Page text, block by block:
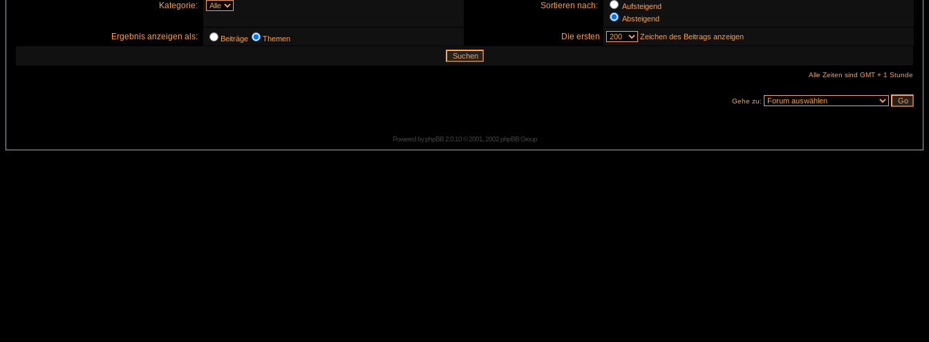
Kategorie: Sortieren nach:
Aufsteigend
Absteigend
Ergebnis anzeigen als: Beiträge Themen Die ersten Zeichen des Beitrags anzeigen
Alle Zeiten sind GMT + 1 Stunde
Gehe zu:
Powered byphpBB2.0.10 © 2001, 2002 phpBB Group